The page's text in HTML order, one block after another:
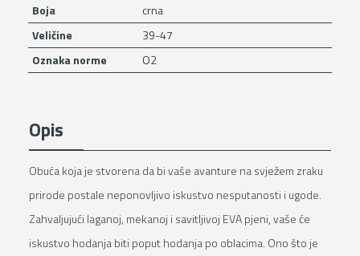
Boja
crna
Veličine
39-47
Oznaka norme
O2
Opis
Obuća koja je stvorena da bi vaše avanture na svježem zraku
prirode postale neponovljivo iskustvo nesputanosti i ugode.
Zahvaljujući laganoj, mekanoj i savitljivoj EVA pjeni, vaše će
iskustvo hodanja biti poput hodanja po oblacima. Ono što je